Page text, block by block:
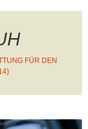
FÜR DEN